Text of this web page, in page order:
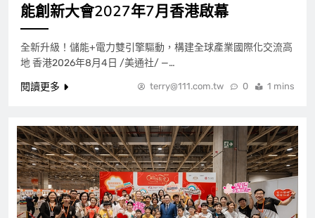
能創新大會2027年7月香港啟幕
全新升級！儲能+電力雙引擎驅動，構建全球產業國際化交流高
地 香港2026年8月4日 /美通社/ —…
閱讀更多
terry@111.com.tw 0 1 mins